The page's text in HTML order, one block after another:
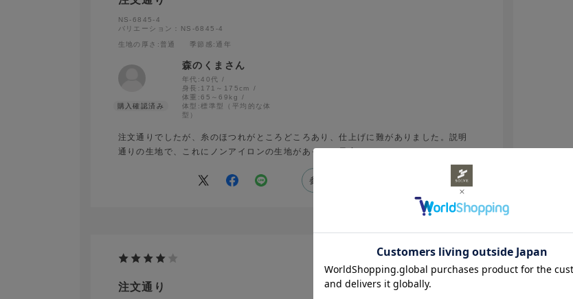
NS-6845-4
バリエーション：NS-6845-4
生地の厚さ :普通 季節感:通年
森のくまさん
年代:40代
身長: 171～175cm
体重:65～69kg
体型:標準型（平均的な体
型）
注文通りでしたが、糸のほつれがところどころあり、仕上げに難がありました。説明
通りの生地で、これにノンアイロンの生地があったら最高でした。
参考になった 0
2026.6.14
注文通り